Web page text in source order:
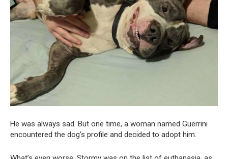
He was always sad. But one time, a woman named Guerrini
encountered the dog’s profile and decided to adopt him.